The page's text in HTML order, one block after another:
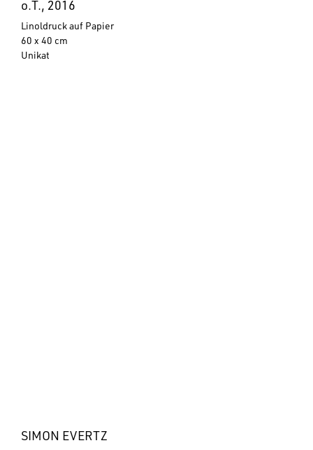
o.T., 2016
Linoldruck auf Papier
60 x 40 cm
Unikat
SIMON EVERTZ